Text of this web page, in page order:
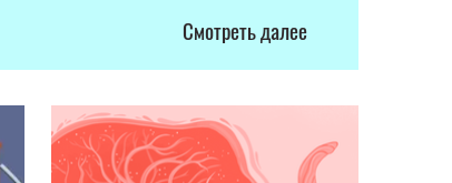
Смотреть далее